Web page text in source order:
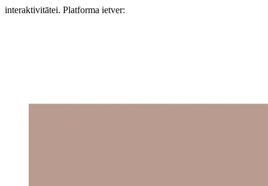
interaktivitātei. Platforma ietver: